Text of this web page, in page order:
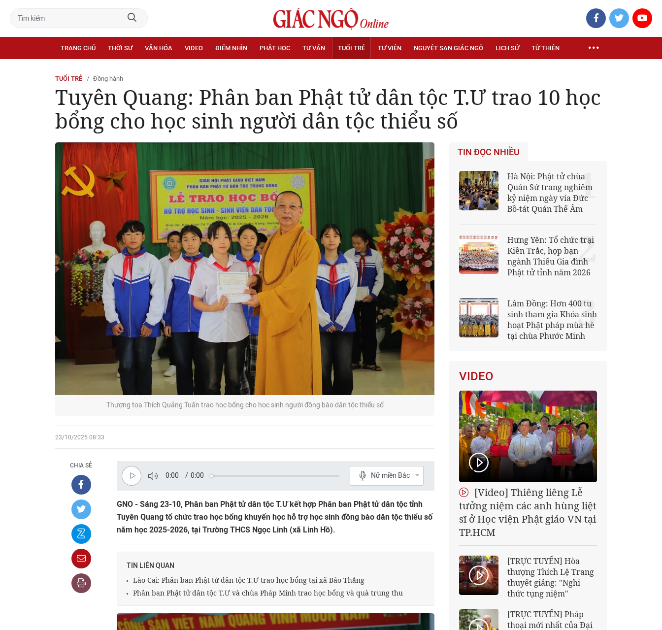
TRANG CHỦ THỜI SỰ VĂN HÓA VIDEO ĐIỂM NHÌN PHẬT HỌC TƯ VẤN TUỔI TRẺ TỰ VIỆN NGUYỆT SAN GIÁC NGỘ LỊCH SỬ TỪ THIỆN
TUỔI TRẺ Đồng hành
Tuyên Quang: Phân ban Phật tử dân tộc T.Ư trao 10 học
bổng cho học sinh người dân tộc thiểu số
Thượng tọa Thích Quảng Tuấn trao học bổng cho học sinh người đồng bào dân tộc thiểu số
23/10/2025 08:33
CHIA SẺ
0:00 / 0:00 Nữ miền Bắc
GNO - Sáng 23-10, Phân ban Phật tử dân tộc T.Ư kết hợp Phân ban Phật tử dân tộc tỉnh
Tuyên Quang tổ chức trao học bổng khuyến học hỗ trợ học sinh đồng bào dân tộc thiểu số
năm học 2025-2026, tại Trường THCS Ngọc Linh (xã Linh Hồ).
TIN LIÊN QUAN
Lào Cai: Phân ban Phật tử dân tộc T.Ư trao học bổng tại xã Bảo Thắng
Phân ban Phật tử dân tộc T.Ư và chùa Pháp Minh trao học bổng và quà trung thu
TIN ĐỌC NHIỀU
Hà Nội: Phật tử chùa
Quán Sứ trang nghiêm
kỷ niệm ngày vía Đức
Bồ-tát Quán Thế Âm
1
Hưng Yên: Tổ chức trại
Kiền Trắc, họp bạn
ngành Thiếu Gia đình
Phật tử tỉnh năm 2026
2
Lâm Đồng: Hơn 400 tu
sinh tham gia Khóa sinh
hoạt Phật pháp mùa hè
tại chùa Phước Minh
3
VIDEO
[Video] Thiêng liêng Lễ
tưởng niệm các anh hùng liệt
sĩ ở Học viện Phật giáo VN tại
TP.HCM
[TRỰC TUYẾN] Hòa
thượng Thích Lệ Trang
thuyết giảng: "Nghi
thức tụng niệm"
[TRỰC TUYẾN] Pháp
thoại mới nhất của Đại